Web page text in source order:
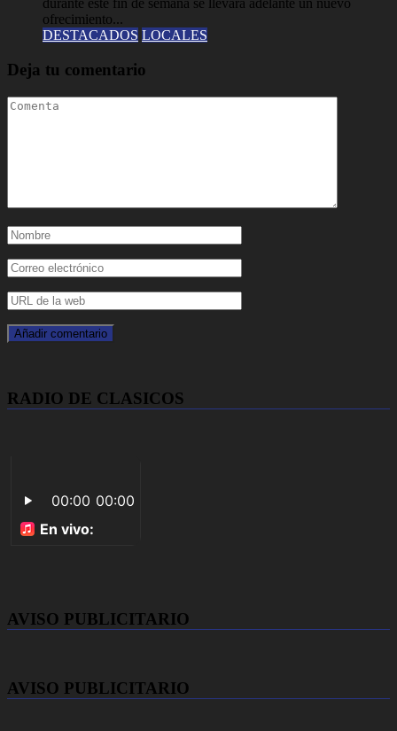
durante este fin de semana se llevará adelante un nuevo
ofrecimiento...
DESTACADOS LOCALES
Deja tu comentario
RADIO DE CLASICOS
AVISO PUBLICITARIO
AVISO PUBLICITARIO